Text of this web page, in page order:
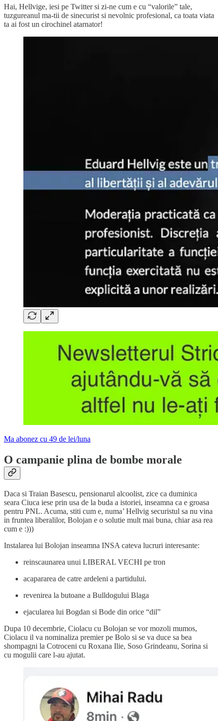
Hai, Hellvige, iesi pe Twitter si zi-ne cum e cu “valorile” tale,
tuzgureanul ma-tii de sinecurist si nevolnic profesional, ca toata viata
ta ai fost un cirochinel atarnator!
Ma abonez cu 49 de lei/luna
O campanie plina de bombe morale
Daca si Traian Basescu, pensionarul alcoolist, zice ca duminica
seara Ciuca iese prin usa de la buda a istoriei, inseamna ca e groasa
pentru PNL. Acuma, stiti cum e, numa’ Hellvig securistul sa nu vina
in fruntea liberalilor, Bolojan e o solutie mult mai buna, chiar asa rea
cum e :)))
Instalarea lui Bolojan inseamna INSA cateva lucruri interesante:
reinscaunarea unui LIBERAL VECHI pe tron
acapararea de catre ardeleni a partidului.
revenirea la butoane a Bulldogului Blaga
ejacularea lui Bogdan si Bode din orice “dil”
Dupa 10 decembrie, Ciolacu cu Bolojan se vor mozoli mumos,
Ciolacu il va nominaliza premier pe Bolo si se va duce sa bea
shompagni la Cotroceni cu Roxana Ilie, Soso Grindeanu, Sorina si
cu mogulii care l-au ajutat.